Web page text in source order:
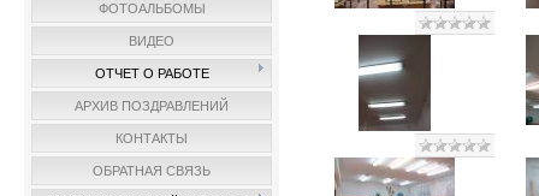
ФОТОАЛЬБОМЫ
ВИДЕО
ОТЧЕТ О РАБОТЕ
АРХИВ ПОЗДРАВЛЕНИЙ
КОНТАКТЫ
ОБРАТНАЯ СВЯЗЬ